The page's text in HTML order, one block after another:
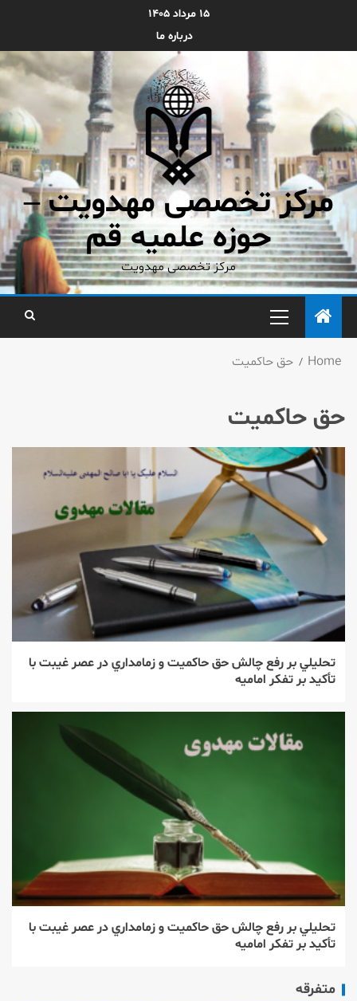
۱۵ مرداد ۱۴۰۵
درباره ما
مرکز تخصصی مهدویت –
حوزه علمیه قم
مرکز تخصصی مهدویت
Home حق حاکمیت
حق حاکمیت
تحليلي بر رفع چالش حق حاكميت و زمامداري در عصر غيبت با
تأكيد بر تفكر اماميه
تحليلي بر رفع چالش حق حاكميت و زمامداري در عصر غيبت با
تأكيد بر تفكر اماميه
متفرقه